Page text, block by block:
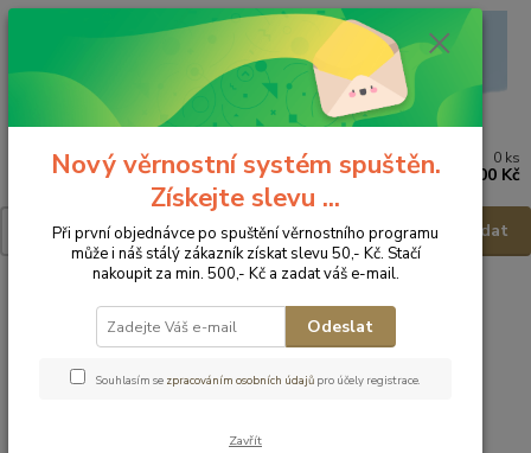
Menu
Hledat
0 ks
0,00 Kč
Obuv letní - vel.35
Nový věrnostní systém spuštěn.
Získejte slevu ...
Při první objednávce po spuštění věrnostního programu
může i náš stálý zákazník získat slevu 50,- Kč. Stačí
nakoupit za min. 500,- Kč a zadat váš e-mail.
Odeslat
Souhlasím se zpracováním osobních údajů pro účely registrace.
Zavřít